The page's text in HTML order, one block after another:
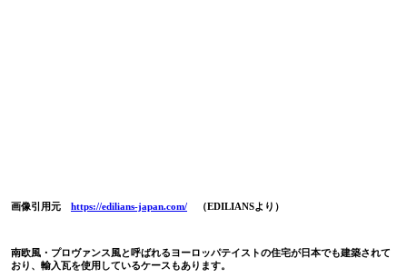
画像引用元 https://edilians-japan.com/ （EDILIANSより）
南欧風・プロヴァンス風と呼ばれるヨーロッパテイストの住宅が日本でも建築されて
おり、輸入瓦を使用しているケースもあります。